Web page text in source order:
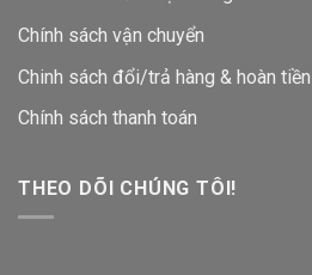
Chính sách vận chuyển
Chinh sách đổi/trả hàng & hoàn tiền
Chính sách thanh toán
THEO DÕI CHÚNG TÔI!